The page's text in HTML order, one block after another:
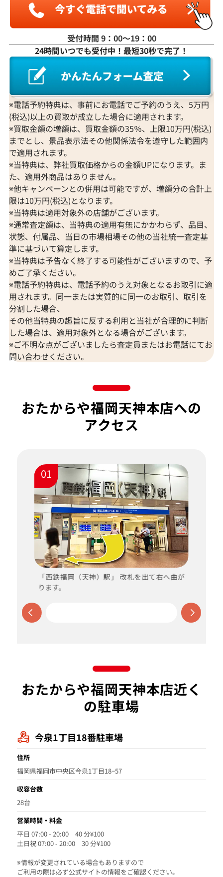
受付時間 9：00〜19：00
24時間いつでも受付中！最短30秒で完了！
※電話予約特典は、事前にお電話でご予約のうえ、5万円
(税込)以上の買取が成立した場合に適用されます。
※買取金額の増額は、買取金額の35％、上限10万円(税込)
までとし、景品表示法その他関係法令を遵守した範囲内
で適用されます。
※当特典は、弊社買取価格からの金額UPになります。ま
た、適用外商品はありません。
※他キャンペーンとの併用は可能ですが、増額分の合計上
限は10万円(税込)となります。
※当特典は適用対象外の店舗がございます。
※通常査定額は、当特典の適用有無にかかわらず、品目、
状態、付属品、当日の市場相場その他の当社統一査定基
準に基づいて算定します。
※当特典は予告なく終了する可能性がございますので、予
めご了承ください。
※電話予約特典は、電話予約のうえ対象となるお取引に適
用されます。同一または実質的に同一のお取引、取引を
分割した場合、
その他当特典の趣旨に反する利用と当社が合理的に判断
した場合は、適用対象外となる場合がございます。
※ご不明な点がございましたら査定員またはお電話にてお
問い合わせください。
おたからや福岡天神本店への
アクセス
01
「西鉄福岡（天神）駅」 改札を出て右へ曲が
ります。
おたからや福岡天神本店近く
の駐車場
今泉1丁目18番駐車場
住所
福岡県福岡市中央区今泉1丁目18−57
収容台数
28台
営業時間・料金
平日 07:00 - 20:00 40 分¥100
土日祝 07:00 - 20:00 30 分¥100
※情報が変更されている場合もありますので
ご利用の際は必ず公式サイトの情報をご確認ください。